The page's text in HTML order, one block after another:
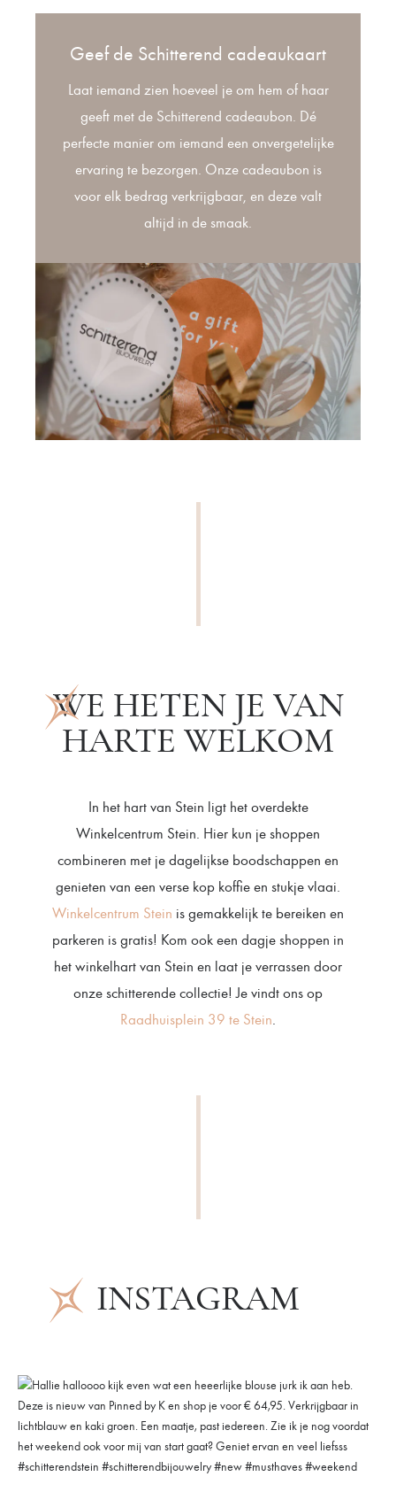
Geef de Schitterend cadeaukaart
Laat iemand zien hoeveel je om hem of haar
geeft met de Schitterend cadeaubon. Dé
perfecte manier om iemand een onvergetelijke
ervaring te bezorgen. Onze cadeaubon is
voor elk bedrag verkrijgbaar, en deze valt
altijd in de smaak.
WE HETEN JE VAN
HARTE WELKOM
In het hart van Stein ligt het overdekte
Winkelcentrum Stein. Hier kun je shoppen
combineren met je dagelijkse boodschappen en
genieten van een verse kop koffie en stukje vlaai.
Winkelcentrum Stein is gemakkelijk te bereiken en
parkeren is gratis! Kom ook een dagje shoppen in
het winkelhart van Stein en laat je verrassen door
onze schitterende collectie! Je vindt ons op
Raadhuisplein 39 te Stein.
INSTAGRAM